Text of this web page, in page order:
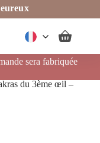
Panier
sera fabriquée
du 3ème œil –